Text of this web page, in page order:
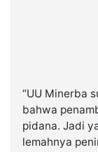
“UU Minerba
bahwa
pidana. Jadi
lemahnya